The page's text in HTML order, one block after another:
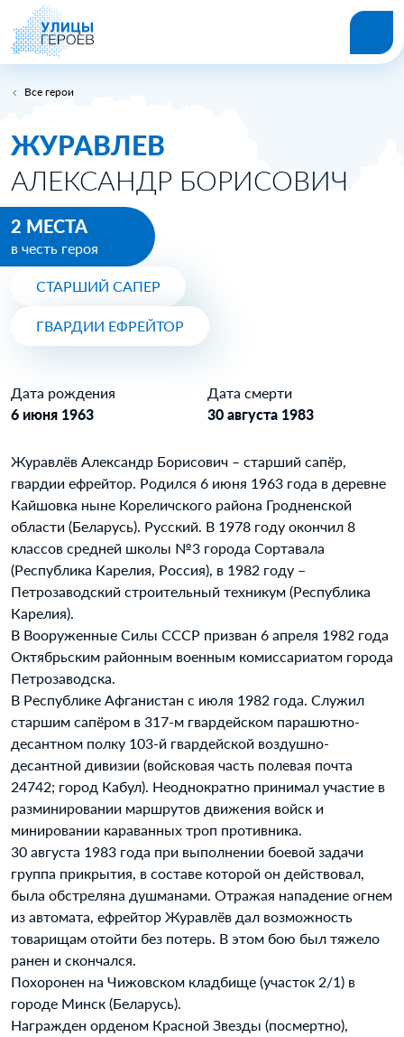
Все герои
ЖУРАВЛЕВ
АЛЕКСАНДР БОРИСОВИЧ
2 МЕСТА
в честь героя
СТАРШИЙ САПЕР
ГВАРДИИ ЕФРЕЙТОР
Дата рождения
6 июня 1963
Дата смерти
30 августа 1983
Журавлёв Александр Борисович – старший сапёр,
гвардии ефрейтор. Родился 6 июня 1963 года в деревне
Кайшовка ныне Кореличского района Гродненской
области (Беларусь). Русский. В 1978 году окончил 8
классов средней школы №3 города Сортавала
(Республика Карелия, Россия), в 1982 году –
Петрозаводский строительный техникум (Республика
Карелия).
В Вооруженные Силы СССР призван 6 апреля 1982 года
Октябрьским районным военным комиссариатом города
Петрозаводска.
В Республике Афганистан с июля 1982 года. Служил
старшим сапёром в 317-м гвардейском парашютно-
десантном полку 103-й гвардейской воздушно-
десантной дивизии (войсковая часть полевая почта
24742; город Кабул). Неоднократно принимал участие в
разминировании маршрутов движения войск и
минировании караванных троп противника.
30 августа 1983 года при выполнении боевой задачи
группа прикрытия, в составе которой он действовал,
была обстреляна душманами. Отражая нападение огнем
из автомата, ефрейтор Журавлёв дал возможность
товарищам отойти без потерь. В этом бою был тяжело
ранен и скончался.
Похоронен на Чижовском кладбище (участок 2/1) в
городе Минск (Беларусь).
Награжден орденом Красной Звезды (посмертно),